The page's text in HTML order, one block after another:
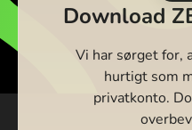
Download
Vi har sørget for,
hurtigt som
privatkonto.